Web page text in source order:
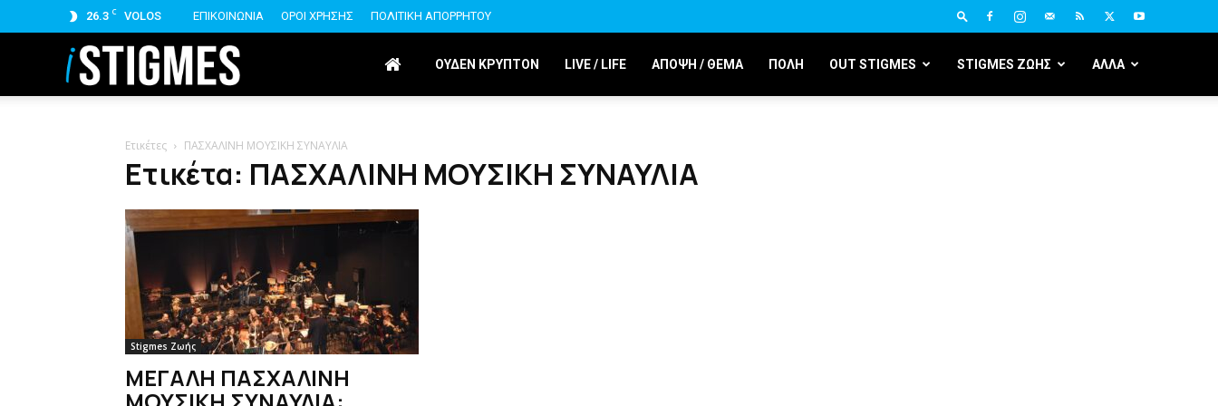
26.3 C VOLOS ΕΠΙΚΟΙΝΩΝΙΑ ΟΡΟΙ ΧΡΗΣΗΣ ΠΟΛΙΤΙΚΗ ΑΠΟΡΡΗΤΟΥ
istigmes ΟΥΔΕΝ ΚΡΥΠΤΟΝ LIVE / LIFE ΑΠΟΨΗ / ΘΕΜΑ ΠΟΛΗ OUT STIGMES STIGMES ΖΩΗΣ ΑΛΛΑ
Ετικέτες ΠΑΣΧΑΛΙΝΗ ΜΟΥΣΙΚΗ ΣΥΝΑΥΛΙΑ
Ετικέτα: ΠΑΣΧΑΛΙΝΗ ΜΟΥΣΙΚΗ ΣΥΝΑΥΛΙΑ
Stigmes Ζωής
ΜΕΓΑΛΗ ΠΑΣΧΑΛΙΝΗ